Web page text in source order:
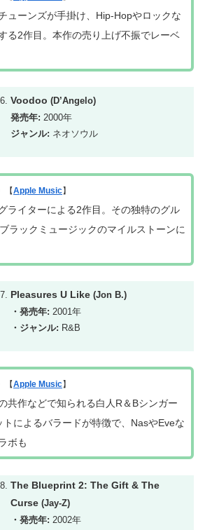
ューンズが手掛け、Hip-Hopやロックな
る2作目。本作の売り上げ不振でレーベ
Voodoo (D’Angelo)
発売年: 2000年
ジャンル: ネオソウル
【Apple Music】
ライターによる2作目。その独特のグル
ラックミュージックのマイルストーンに
Pleasures U Like(Jon B.)
・発売年: 2001年
・ジャンル: R&B
【Apple Music】
共作などで知られる白人R＆Bシンガー
によるバラードが特徴で、NasやEveな
ボも
The Blueprint 2: The Gift & The
Curse(Jay-Z)
・発売年: 2002年